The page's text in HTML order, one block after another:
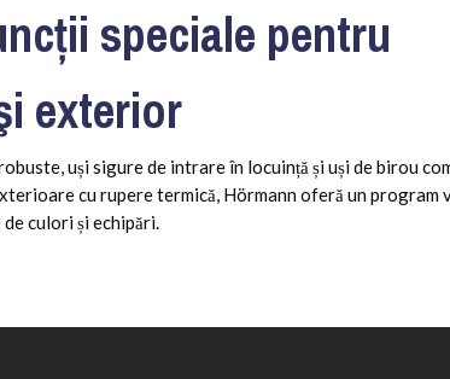
speciale pentru
exterior
uși sigure de intrare în locuință și uși de birou
cu rupere termică, Hörmann oferă un program
culori și echipări.